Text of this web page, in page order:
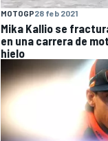
MOTOGP28 feb 2021
Mika Kallio se
en una carrera de
hielo